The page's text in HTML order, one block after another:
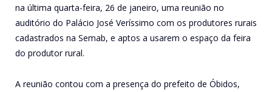
na última quarta-feira, 26 de janeiro, uma reunião no
auditório do Palácio José Veríssimo com os produtores rurais
cadastrados na Semab, e aptos a usarem o espaço da feira
do produtor rural.
A reunião contou com a presença do prefeito de Óbidos,